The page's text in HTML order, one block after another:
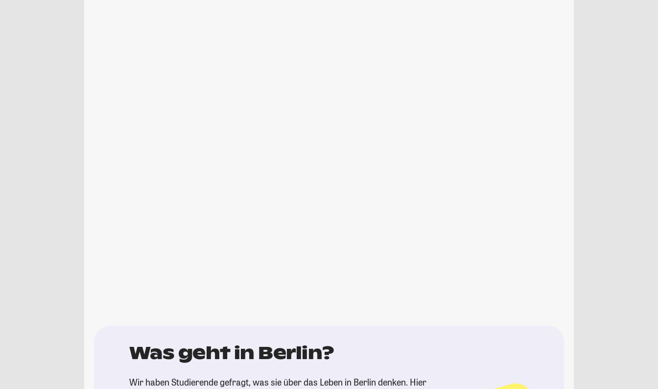
Was geht in Berlin?
Wir haben Studierende gefragt, was sie über das Leben in Berlin denken. Hier